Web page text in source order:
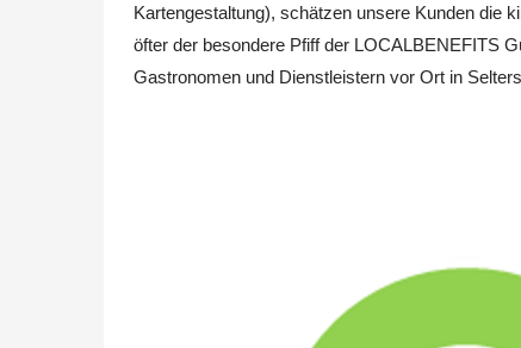
Kartengestaltung), schätzen unsere Kunden die
öfter der besondere Pfiff der LOCALBENEFITS
Gastronomen und Dienstleistern vor Ort in